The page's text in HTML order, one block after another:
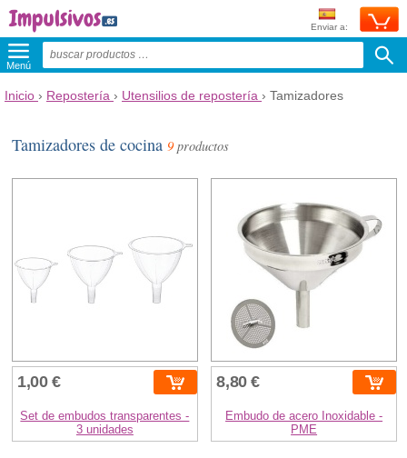
Enviar a:
Menú
Inicio › Repostería › Utensilios de repostería › Tamizadores
Tamizadores de cocina9productos
1,00 €
Set de embudos transparentes -
3 unidades
8,80 €
Embudo de acero Inoxidable -
PME